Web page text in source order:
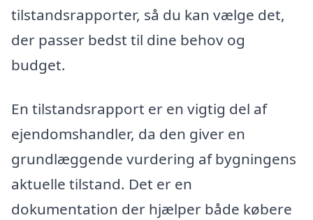
tilstandsrapporter, så du kan vælge det,
der passer bedst til dine behov og
budget.
En tilstandsrapport er en vigtig del af
ejendomshandler, da den giver en
grundlæggende vurdering af bygningens
aktuelle tilstand. Det er en
dokumentation der hjælper både købere